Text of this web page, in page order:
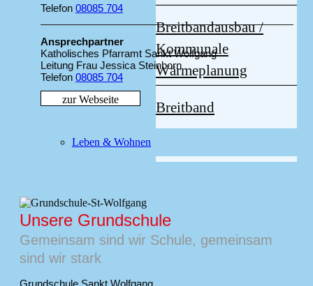
Breitbandausbau /
Kommunale
Wärmeplanung
Breitband
Leben & Wohnen
Ferienbetreuung/ Bücherei
Telefon 08085 704
Ansprechpartner
Katholisches Pfarramt Sankt Wolfgang
Leitung Frau Jessica Steinborn
Telefon 08085 704
zur Webseite
Unsere Grundschule
Gemeinsam sind wir Schule, gemeinsam
sind wir stark